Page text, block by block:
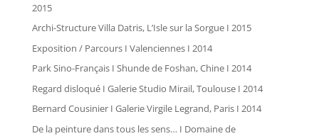
2015
Archi-Structure Villa Datris, L’Isle sur la Sorgue I 2015
Exposition / Parcours I Valenciennes I 2014
Park Sino-Français I Shunde de Foshan, Chine I 2014
Regard disloqué I Galerie Studio Mirail, Toulouse I 2014
Bernard Cousinier I Galerie Virgile Legrand, Paris I 2014
De la peinture dans tous les sens… I Domaine de